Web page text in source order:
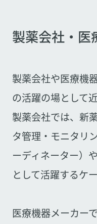
製薬会社・医
製薬会社や医療機
の活躍の場として
製薬会社では、新
タ管理・モニタリ
ーディネーター）
として活躍するケ
医療機器メーカー